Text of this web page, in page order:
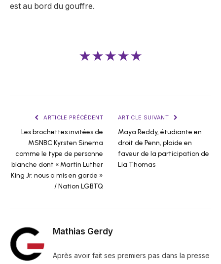
est au bord du gouffre.
★★★★★
ARTICLE PRÉCÉDENT
Les brochettes invitées de
MSNBC Kyrsten Sinema
comme le type de personne
blanche dont « Martin Luther
King Jr. nous a mis en garde »
/ Nation LGBTQ
ARTICLE SUIVANT
Maya Reddy, étudiante en
droit de Penn, plaide en
faveur de la participation de
Lia Thomas
Mathias Gerdy
Après avoir fait ses premiers pas dans la presse